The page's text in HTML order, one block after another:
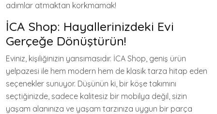
adımlar atmaktan korkmamak!
İCA Shop: Hayallerinizdeki Evi
Gerçeğe Dönüştürün!
Eviniz, kişiliğinizin yansımasıdır. İCA Shop, geniş ürün
yelpazesi ile hem modern hem de klasik tarza hitap eden
seçenekler sunuyor. Düşünün ki, bir köşe takımını
seçtiğinizde, sadece kalitesiz bir mobilya değil, sizin
yaşam alanınıza ve yaşam tarzınıza uygun bir parça